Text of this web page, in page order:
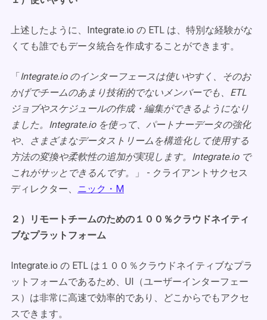
上述したように、Integrate.io の ETL は、特別な経験がな
くても誰でもデータ統合を作成することができます。
「Integrate.io のインターフェースは使いやすく、そのお
かげでチームのあまり技術的でないメンバーでも、ETL
ジョブやスケジュールの作成・編集ができるようになり
ました。Integrate.io を使って、パートナーデータの強化
や、さまざまなデータストリームを構造化して使用する
方法の変換や柔軟性の追加が実現します。Integrate.io で
これがサッとできるんです。
」 - クライアントサクセス
ディレクター、 ニック・M
２）リモートチームのための１００％クラウドネイティ
ブなプラットフォーム
Integrate.io の ETL は１００％クラウドネイティブなプラ
ットフォームであるため、UI（ユーザーインターフェー
ス）は非常に高速で効率的であり、どこからでもアクセ
スできます。